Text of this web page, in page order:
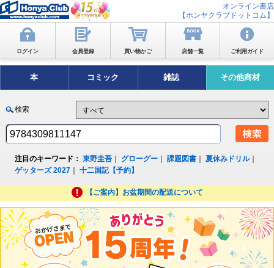
オンライン書店
【ホンヤクラブドットコム】
ログイン 会員登録 買い物かご 店舗一覧 ご利用ガイド
本 コミック 雑誌 その他商材
検索
注目のキーワード： 東野圭吾 グローグー ｜課題図書 ｜夏休みドリル｜
ゲッターズ 2027 ｜十二国記【予約】
【ご案内】お盆期間の配送について